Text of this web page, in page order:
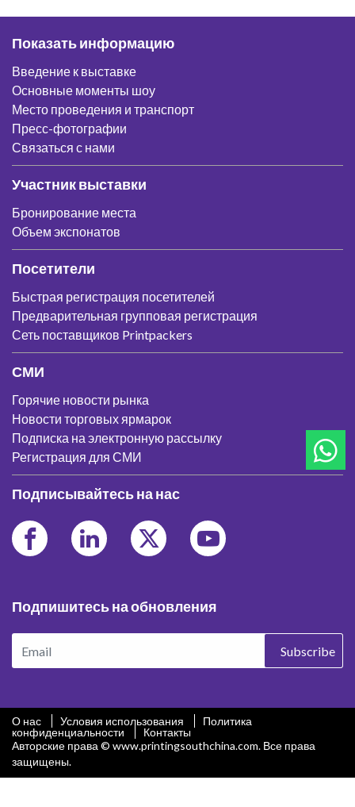
Показать информацию
Введение к выставке
Основные моменты шоу
Место проведения и транспорт
Пресс-фотографии
Связаться с нами
Участник выставки
Бронирование места
Объем экспонатов
Посетители
Быстрая регистрация посетителей
Предварительная групповая регистрация
Сеть поставщиков Printpackers
СМИ
Горячие новости рынка
Новости торговых ярмарок
Подписка на электронную рассылку
Регистрация для СМИ
Подписывайтесь на нас
Подпишитесь на обновления
Subscribe
О нас Условия использования
Политика
конфиденциальности
Контакты
Авторские права © www.printingsouthchina.com. Все права
защищены.